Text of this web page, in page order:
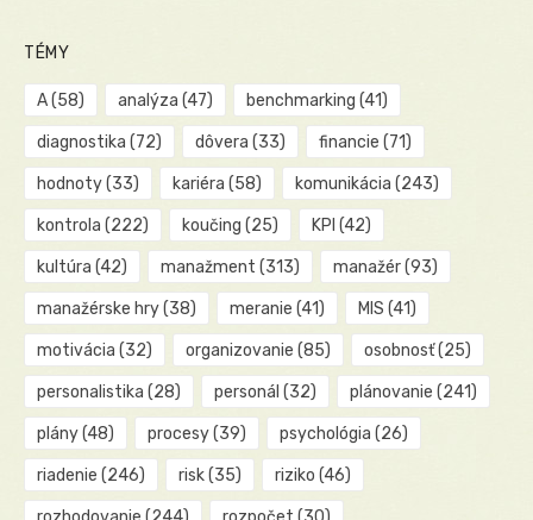
TÉMY
A(58) analýza (47) benchmarking (41)
diagnostika (72) dôvera (33) financie (71)
hodnoty(33) kariéra (58) komunikácia (243)
kontrola (222) koučing (25) KPI (42)
kultúra (42) manažment (313) manažér(93)
manažérske hry(38) meranie (41) MIS (41)
motivácia (32) organizovanie (85) osobnosť(25)
personalistika (28) personál (32) plánovanie (241)
plány(48) procesy(39) psychológia (26)
riadenie (246) risk(35) riziko (46)